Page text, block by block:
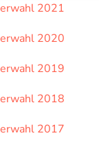
2021
2020
2019
2018
2017